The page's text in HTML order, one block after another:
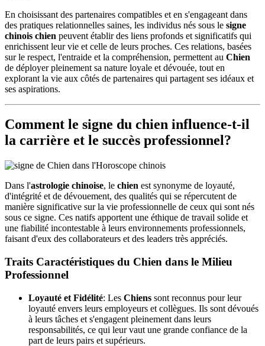
En choisissant des partenaires compatibles et en s'engageant dans
des pratiques relationnelles saines, les individus nés sous le signe
chinois chien peuvent établir des liens profonds et significatifs qui
enrichissent leur vie et celle de leurs proches. Ces relations, basées
sur le respect, l'entraide et la compréhension, permettent au Chien
de déployer pleinement sa nature loyale et dévouée, tout en
explorant la vie aux côtés de partenaires qui partagent ses idéaux et
ses aspirations.
Comment le signe du chien influence-t-il
la carrière et le succès professionnel?
Dans l'astrologie chinoise, le chien est synonyme de loyauté,
d'intégrité et de dévouement, des qualités qui se répercutent de
manière significative sur la vie professionnelle de ceux qui sont nés
sous ce signe. Ces natifs apportent une éthique de travail solide et
une fiabilité incontestable à leurs environnements professionnels,
faisant d'eux des collaborateurs et des leaders très appréciés.
Traits Caractéristiques du Chien dans le Milieu
Professionnel
Loyauté et Fidélité: Les Chiens sont reconnus pour leur
loyauté envers leurs employeurs et collègues. Ils sont dévoués
à leurs tâches et s'engagent pleinement dans leurs
responsabilités, ce qui leur vaut une grande confiance de la
part de leurs pairs et supérieurs.